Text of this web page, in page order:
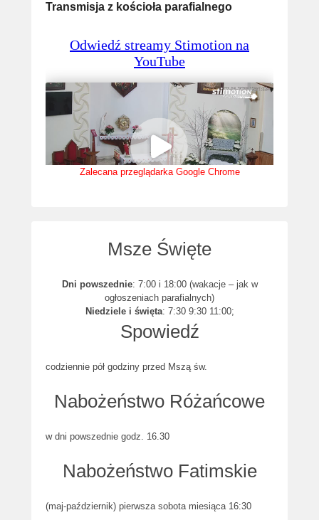
Transmisja z kościoła parafialnego
Zalecana przeglądarka Google Chrome
Msze Święte
Dni powszednie: 7:00 i 18:00 (wakacje – jak w
ogłoszeniach parafialnych)
Niedziele i święta: 7:30 9:30 11:00;
Spowiedź
codziennie pół godziny przed Mszą św.
Nabożeństwo Różańcowe
w dni powszednie godz. 16.30
Nabożeństwo Fatimskie
(maj-październik) pierwsza sobota miesiąca 16:30